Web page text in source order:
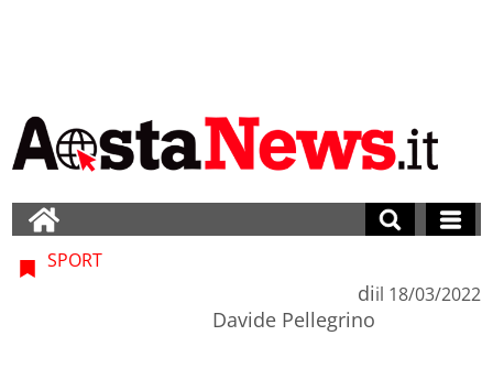
SPORT
di
Davide Pellegrino
il 18/03/2022